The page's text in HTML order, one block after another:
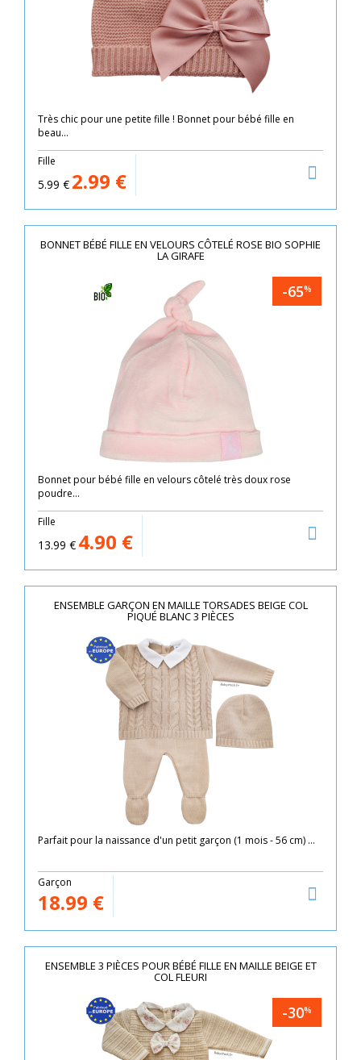
Très chic pour une petite fille ! Bonnet pour bébé fille en
beau...
Fille
5.99 € 2.99 €
BONNET BÉBÉ FILLE EN VELOURS CÔTELÉ ROSE BIO SOPHIE
LA GIRAFE
-65%
Bonnet pour bébé fille en velours côtelé très doux rose
poudre...
Fille
13.99 € 4.90 €
ENSEMBLE GARÇON EN MAILLE TORSADES BEIGE COL
PIQUÉ BLANC 3 PIÈCES
Parfait pour la naissance d'un petit garçon (1 mois - 56 cm) ...
Garçon
18.99 €
ENSEMBLE 3 PIÈCES POUR BÉBÉ FILLE EN MAILLE BEIGE ET
COL FLEURI
-30%